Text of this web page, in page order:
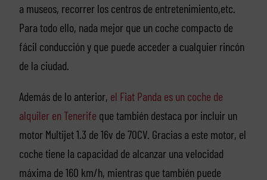
a museos, recorrer los centros de entretenimiento,etc.
Para todo ello, nada mejor que un coche compacto de
fácil conducción y que puede acceder a cualquier rincón
de la ciudad.
Además de lo anterior, el Fiat Panda es un coche de
alquiler en Tenerife que también destaca por incluir un
motor Multijet 1.3 de 16v de 70CV. Gracias a este motor, el
coche tiene la capacidad de alcanzar una velocidad
máxima de 160 km/h, mientras que también puede